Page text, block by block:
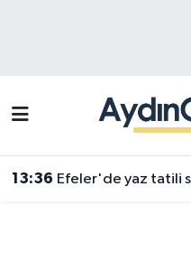
13:36 Efeler'de yaz tatili
Efeler Trafik
Süper Lig Puan